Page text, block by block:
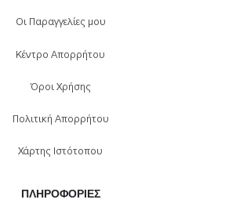
Οι Παραγγελίες μου
Κέντρο Απορρήτου
Όροι Χρήσης
Πολιτική Απορρήτου
Χάρτης Ιστότοπου
ΠΛΗΡΟΦΟΡΊΕΣ